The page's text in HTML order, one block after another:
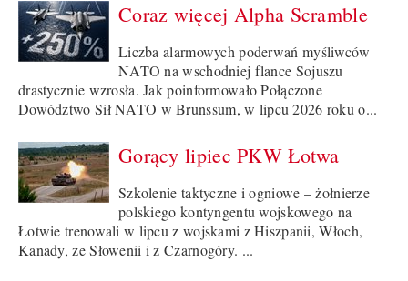
Coraz więcej Alpha Scramble
Liczba alarmowych poderwań myśliwców
NATO na wschodniej flance Sojuszu
drastycznie wzrosła. Jak poinformowało Połączone
Dowództwo Sił NATO w Brunssum, w lipcu 2026 roku o...
Gorący lipiec PKW Łotwa
Szkolenie taktyczne i ogniowe – żołnierze
polskiego kontyngentu wojskowego na
Łotwie trenowali w lipcu z wojskami z Hiszpanii, Włoch,
Kanady, ze Słowenii i z Czarnogóry. ...